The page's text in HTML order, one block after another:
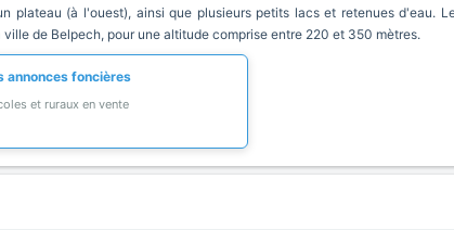
plateau (à l'ouest), ainsi que plusieurs petits lacs et retenues d'eau.
de Belpech, pour une altitude comprise entre 220 et 350 mètres.
annonces foncières
et ruraux en vente